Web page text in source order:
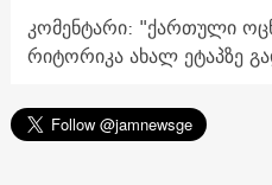
კომენტარი: "ქართული
რიტორიკა ახალ ეტაპზე